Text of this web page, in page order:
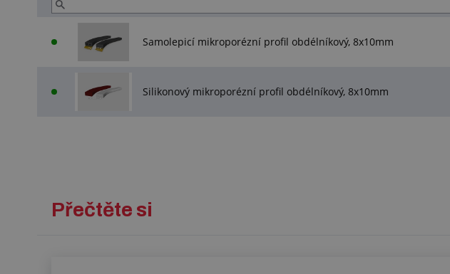
Samolepicí mikroporézní profil obdélníkový, 8x10mm
Silikonový mikroporézní profil obdélníkový, 8x10mm
Přečtěte si